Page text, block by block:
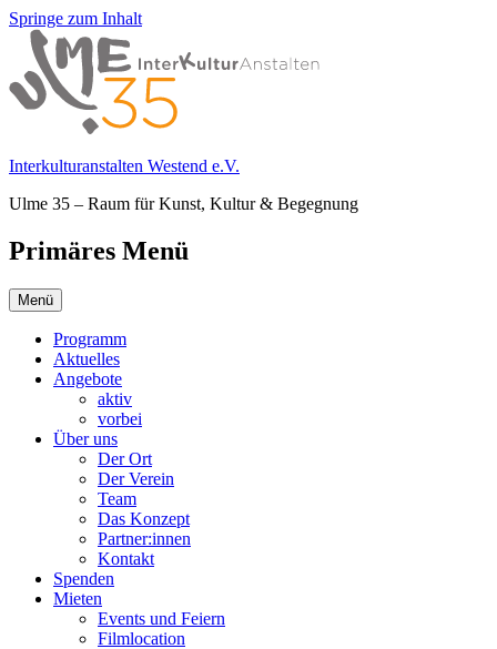
Springe zum Inhalt
Interkulturanstalten Westend e.V.
Ulme 35 – Raum für Kunst, Kultur & Begegnung
Primäres Menü
Menü
Programm
Aktuelles
Angebote
aktiv
vorbei
Über uns
Der Ort
Der Verein
Team
Das Konzept
Partner:innen
Kontakt
Spenden
Mieten
Events und Feiern
Filmlocation